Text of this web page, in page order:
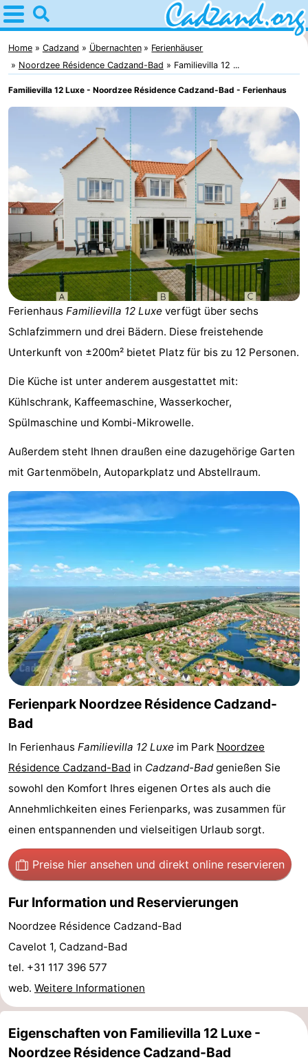
Home
Cadzand
Tipps
Für
Appartements
Campingplätze
Ferienhäuser
-
Bad
Meersee
-
Beach
Resort
Nieuwvliet-
Bad
-
De
Meulinge
-
EuroParcs
Cadzand
-
Hoogduin
-
Noordzee
Résidence
Cadzand-
Bad
-
Resort
Nieuwvliet-
Bad
-
Schoneveld
-
Strand
Resort
Nieuwvliet-
Bad
-
Waterdunen
-
Zonneweelde
Zwinhoeve
Hotels
Lastminutes
Strand
Sehen
tun
Museen
-
Mühlen
-
Aussichtspunkte
Attraktionen
Rundfahrten
-
Spielplätze
Indoor-
Spielplätze
-
Bowling
-
Home Cadzand Übernachten
Ferienhäuser
Noordzee Résidence Cadzand-Bad
Familievilla 12 ...
Familievilla 12 Luxe - Noordzee Résidence Cadzand-Bad - Ferienhaus
Ferienhaus Familievilla 12 Luxe verfügt über sechs
Schlafzimmern und drei Bädern. Diese freistehende
Unterkunft von ±200m² bietet Platz für bis zu 12 Personen.
Die Küche ist unter anderem ausgestattet mit:
Kühlschrank, Kaffeemaschine, Wasserkocher,
Spülmaschine und Kombi-Mikrowelle.
Außerdem steht Ihnen draußen eine dazugehörige Garten
mit Gartenmöbeln, Autoparkplatz und Abstellraum.
Ferienpark Noordzee Résidence Cadzand-
Bad
In Ferienhaus Familievilla 12 Luxe im Park Noordzee
Résidence Cadzand-Bad in Cadzand-Badgenießen Sie
sowohl den Komfort Ihres eigenen Ortes als auch die
Annehmlichkeiten eines Ferienparks, was zusammen für
einen entspannenden und vielseitigen Urlaub sorgt.
Preise hier ansehen und direkt online reservieren
Fur Information und Reservierungen
Noordzee Résidence Cadzand-Bad
Cavelot 1, Cadzand-Bad
tel. +31 117 396 577
web. Weitere Informationen
Eigenschaften von Familievilla 12 Luxe -
Noordzee Résidence Cadzand-Bad